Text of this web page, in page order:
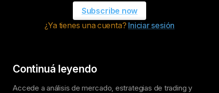
Subscribe now
¿Ya tienes una cuenta? Iniciar sesión
Continuá leyendo
Accede a análisis de mercado, estrategias de trading y